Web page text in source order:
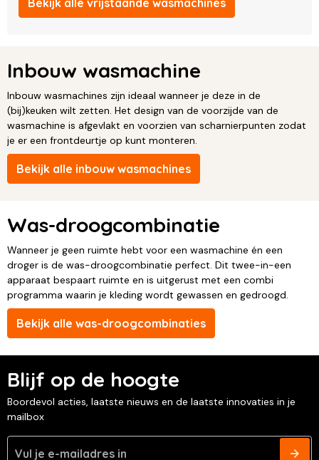
Inbouw wasmachine
Inbouw wasmachines zijn ideaal wanneer je deze in de
(bij)keuken wilt zetten. Het design van de voorzijde van de
wasmachine is afgevlakt en voorzien van scharnierpunten zodat
je er een frontdeurtje op kunt monteren.
Bekijk alle inbouw wasmachines
Was-droogcombinatie
Wanneer je geen ruimte hebt voor een wasmachine én een
droger is de was-droogcombinatie perfect. Dit twee-in-een
apparaat bespaart ruimte en is uitgerust met een combi
programma waarin je kleding wordt gewassen en gedroogd.
Bekijk alle was-droogcombinaties
Blijf op de hoogte
Boordevol acties, laatste nieuws en de laatste innovaties in je
mailbox